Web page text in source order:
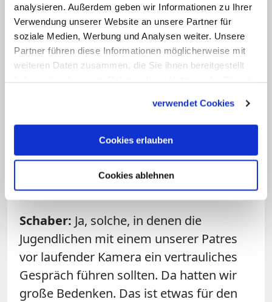
analysieren. Außerdem geben wir Informationen zu Ihrer
Verwendung unserer Website an unsere Partner für
soziale Medien, Werbung und Analysen weiter. Unsere
Partner führen diese Informationen möglicherweise mit
weiteren Daten zusammen, die Sie ihnen bereitgestellt
verwendet Cookies
Cookies erlauben
Cookies ablehnen
aufzutauchen. Ich verstehe ja, dass sie
starke Bilder brauchen. Sonst bekommen
wir ja auch kein Publikum. Doch das
möchten wir haben, damit es von der
dass es mit uns Mönchen Menschen gibt,
Frage: Gab es auch Dreh-Situationen,
die den Brüdern Schwierigkeiten
bereitet haben?
Schaber: Ja, solche, in denen die
Jugendlichen mit einem unserer Patres
vor laufender Kamera ein vertrauliches
Gespräch führen sollten. Da hatten wir
große Bedenken. Das ist etwas für den